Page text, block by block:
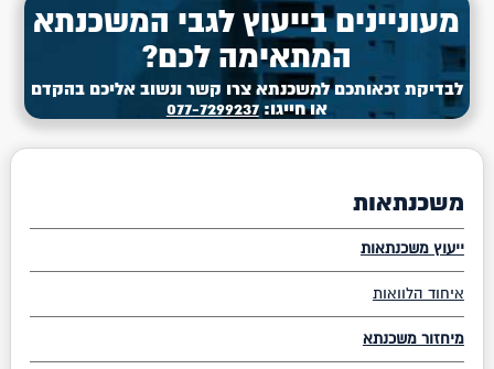
משכנתאות
ייעוץ משכנתאות
איחוד הלוואות
מיחזור משכנתא
מעוניינים בייעוץ לגבי המשכנתא
המתאימה לכם?
לבדיקת זכאותכם למשכנתא צרו קשר ונשוב אליכם בהקדם
או חייגו:077-7299237